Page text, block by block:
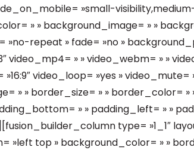
»small-
» » background_image= » »
repeat » fade= »no »
video_mp4= » » video_webm= » »
video_loop= »yes » video_mute=
» » border_size= » » border_color= »
» » padding_left= » »
type= »1_1″
»left top » background_color= » »